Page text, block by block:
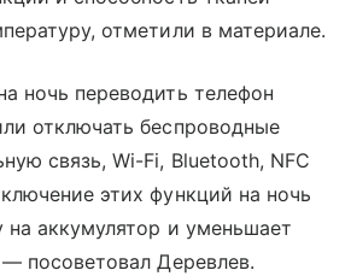
отметили в материале.
ночь переводить телефон
отключать беспроводные
связь, Wi-Fi, Bluetooth, NFC
этих функций на ночь
на аккумулятор и уменьшает
посоветовал Деревлев.